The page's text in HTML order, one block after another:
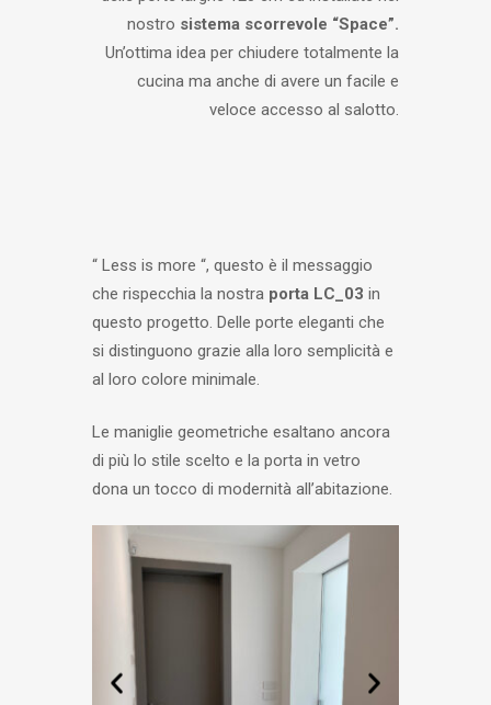
nostro sistema scorrevole “Space”.
Un’ottima idea per chiudere totalmente la
cucina ma anche di avere un facile e
veloce accesso al salotto.
“ Less is more “, questo è il messaggio
che rispecchia la nostra porta LC_03 in
questo progetto. Delle porte eleganti che
si distinguono grazie alla loro semplicità e
al loro colore minimale.
Le maniglie geometriche esaltano ancora
di più lo stile scelto e la porta in vetro
dona un tocco di modernità all’abitazione.